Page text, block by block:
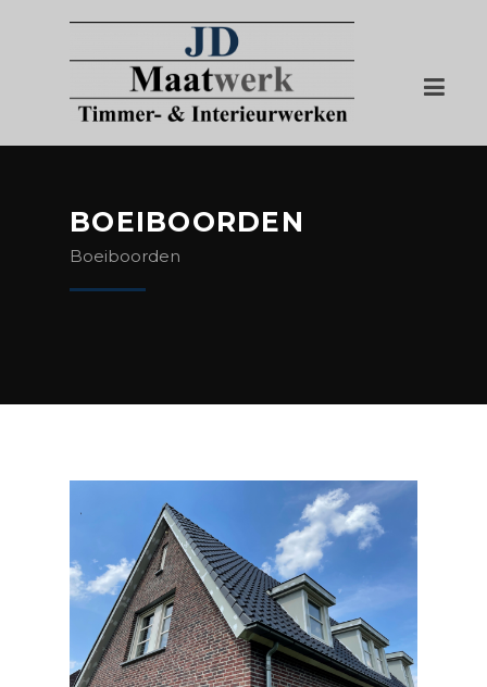
BOEIBOORDEN
Boeiboorden